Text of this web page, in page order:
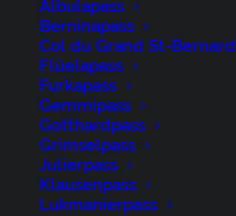
Albulapass
Berninapass
Col du Grand St-Bernard
Flüelapass
Furkapass
Gemmipass
Gotthardpass
Grimselpass
Julierpass
Klausenpass
Lukmanierpass